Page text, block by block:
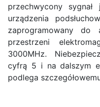
przechwycony
urządzenia
zaprogramowany do
przestrzeni
3000MHz.
cyfrą 5 i na dalszym
podlega